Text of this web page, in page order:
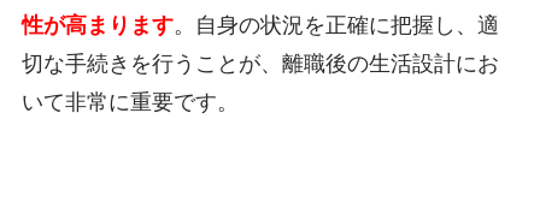
性が高まります。自身の状況を正確に把握し、適
切な手続きを行うことが、離職後の生活設計にお
いて非常に重要です。